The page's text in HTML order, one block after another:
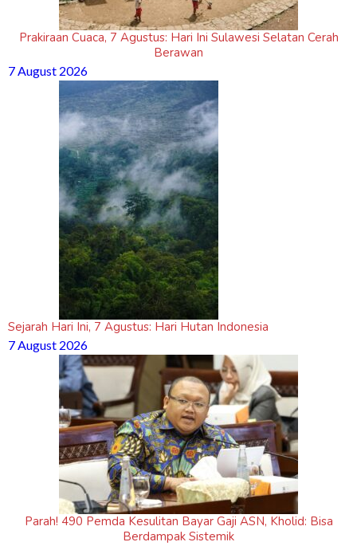
Prakiraan Cuaca, 7 Agustus: Hari Ini Sulawesi Selatan Cerah
Berawan
7 August 2026
Sejarah Hari Ini, 7 Agustus: Hari Hutan Indonesia
7 August 2026
Parah! 490 Pemda Kesulitan Bayar Gaji ASN, Kholid: Bisa
Berdampak Sistemik